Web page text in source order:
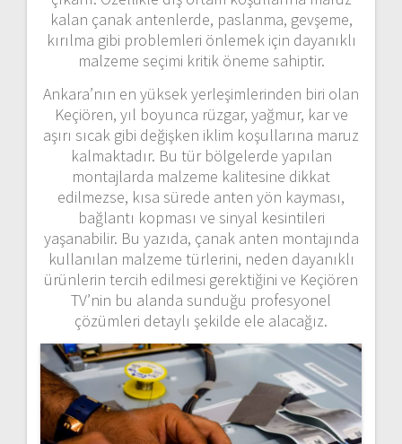
kalan çanak antenlerde, paslanma, gevşeme,
kırılma gibi problemleri önlemek için dayanıklı
malzeme seçimi kritik öneme sahiptir.
Ankara’nın en yüksekyerleşimlerinden biri olan
Keçiören, yıl boyunca rüzgar, yağmur, karve
aşırı sıcak gibi değişken iklim koşullarına maruz
kalmaktadır. Bu tür bölgelerde yapılan
montajlarda malzeme kalitesine dikkat
edilmezse, kısa sürede anten yön kayması,
bağlantı kopması ve sinyal kesintileri
yaşanabilir. Bu yazıda, çanak anten montajında
kullanılan malzeme türlerini, neden dayanıklı
ürünlerin tercih edilmesi gerektiğini ve Keçiören
TV’nin bu alanda sunduğu profesyonel
çözümleri detaylı şekilde ele alacağız.